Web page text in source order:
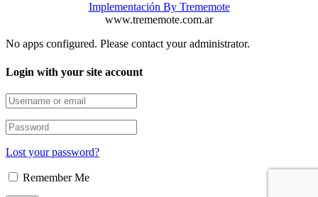
Implementación By Trememote
www.trememote.com.ar
No apps configured. Please contact your administrator.
Login with your site account
Lost your password?
Remember Me